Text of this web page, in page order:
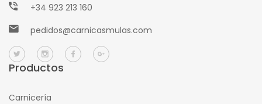
+34 923 213 160
pedidos@carnicasmulas.com
Productos
Carnicería